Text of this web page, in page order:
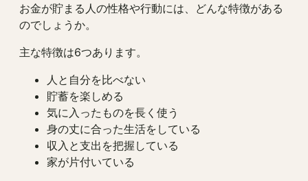
お金が貯まる人の性格や行動には、どんな特徴がある
のでしょうか。
主な特徴は6つあります。
人と自分を比べない
貯蓄を楽しめる
気に入ったものを長く使う
身の丈に合った生活をしている
収入と支出を把握している
家が片付いている